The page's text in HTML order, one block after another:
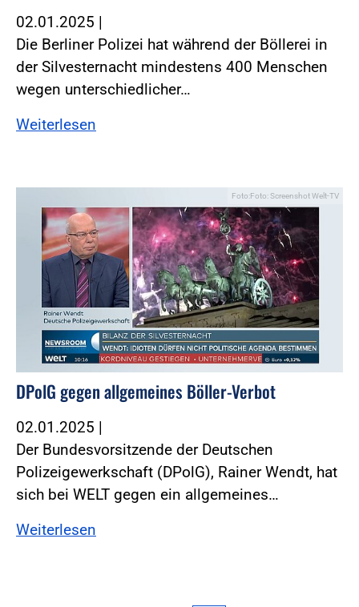
02.01.2025 |
Die Berliner Polizei hat während der Böllerei in
der Silvesternacht mindestens 400 Menschen
wegen unterschiedlicher…
Weiterlesen
Foto:Foto: Screenshot Welt-TV
DPolG gegen allgemeines Böller-Verbot
02.01.2025 |
Der Bundesvorsitzende der Deutschen
Polizeigewerkschaft (DPolG), Rainer Wendt, hat
sich bei WELT gegen ein allgemeines…
Weiterlesen